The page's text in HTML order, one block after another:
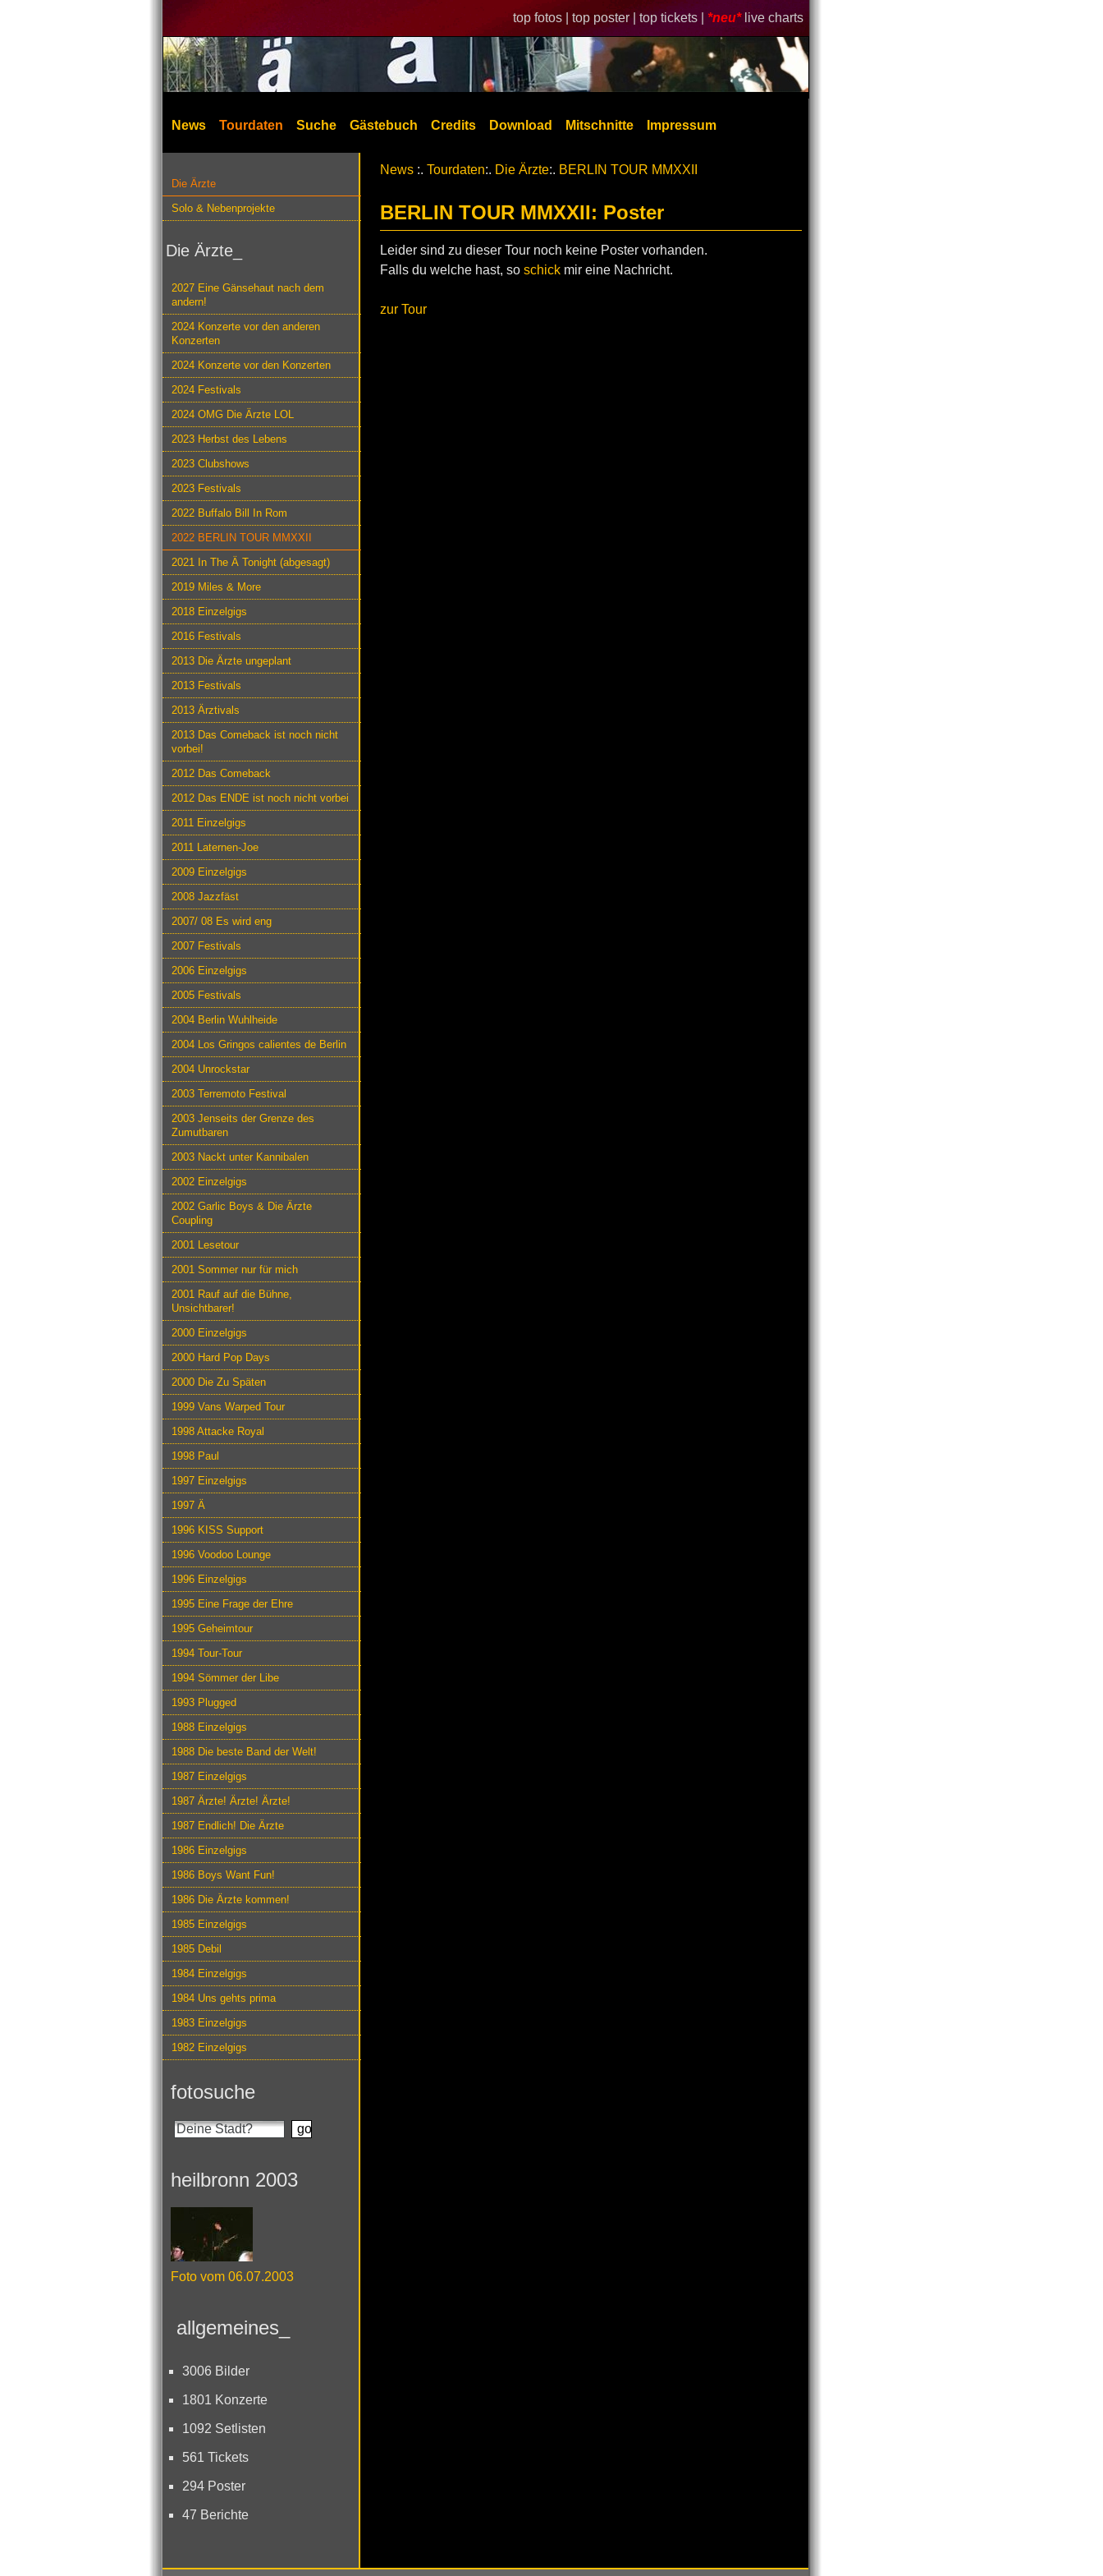
top fotos | top poster | top tickets | *neu* live charts
News Tourdaten Suche Gästebuch Credits Download Mitschnitte Impressum
Die Ärzte
Solo & Nebenprojekte
Die Ärzte_
2027 Eine Gänsehaut nach dem
andern!
2024 Konzerte vor den anderen
Konzerten
2024 Konzerte vor den Konzerten
2024 Festivals
2024 OMG Die Ärzte LOL
2023 Herbst des Lebens
2023 Clubshows
2023 Festivals
2022 Buffalo Bill In Rom
2022 BERLIN TOUR MMXXII
2021 In The Ä Tonight (abgesagt)
2019 Miles & More
2018 Einzelgigs
2016 Festivals
2013 Die Ärzte ungeplant
2013 Festivals
2013 Ärztivals
2013 Das Comeback ist noch nicht
vorbei!
2012 Das Comeback
2012 Das ENDE ist noch nicht vorbei
2011 Einzelgigs
2011 Laternen-Joe
2009 Einzelgigs
2008 Jazzfäst
2007/ 08 Es wird eng
2007 Festivals
2006 Einzelgigs
2005 Festivals
2004 Berlin Wuhlheide
2004 Los Gringos calientes de Berlin
2004 Unrockstar
2003 Terremoto Festival
2003 Jenseits der Grenze des
Zumutbaren
2003 Nackt unter Kannibalen
2002 Einzelgigs
2002 Garlic Boys & Die Ärzte
Coupling
2001 Lesetour
2001 Sommer nur für mich
2001 Rauf auf die Bühne,
Unsichtbarer!
2000 Einzelgigs
2000 Hard Pop Days
2000 Die Zu Späten
1999 Vans Warped Tour
1998 Attacke Royal
1998 Paul
1997 Einzelgigs
1997 Ä
1996 KISS Support
1996 Voodoo Lounge
1996 Einzelgigs
1995 Eine Frage der Ehre
1995 Geheimtour
1994 Tour-Tour
1994 Sömmer der Libe
1993 Plugged
1988 Einzelgigs
1988 Die beste Band der Welt!
1987 Einzelgigs
1987 Ärzte! Ärzte! Ärzte!
1987 Endlich! Die Ärzte
1986 Einzelgigs
1986 Boys Want Fun!
1986 Die Ärzte kommen!
1985 Einzelgigs
1985 Debil
1984 Einzelgigs
1984 Uns gehts prima
1983 Einzelgigs
1982 Einzelgigs
fotosuche
heilbronn 2003
Foto vom 06.07.2003
allgemeines_
3006 Bilder
1801 Konzerte
1092 Setlisten
561 Tickets
294 Poster
47 Berichte
News :. Tourdaten:. Die Ärzte:. BERLIN TOUR MMXXII
BERLIN TOUR MMXXII: Poster
Leider sind zu dieser Tour noch keine Poster vorhanden.
Falls du welche hast, so schick mir eine Nachricht.
zur Tour